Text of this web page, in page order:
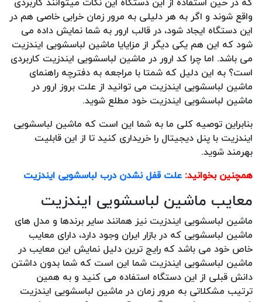
واقع شوند و اگر به هر دلیلی به مرور زمان خرابی خاصی هم در
این دستگاه ایجاد شود، در قالب ارور به شما نمایش داده می
شود که این هم یکی دیگر از مزایایا ماشین لباسشویی ایندزیت
می باشد. اما چرا کد ارور در ماشین لباسشویی ایندزیت کاربردی
است؟ به این دلیل که شمتا با مراجعه به دفترچه راهنمای
ماشین لباسشویی ایندزیت می توانید از علت بروز ارور در
ماشین لباسشویی ایندزیت خود مطلع شوید.
بنابراین توصیه کلی ما به شما این است که ماشین لباسشویی
ایندزیت با پنل دیجیتال را خریداری کنید تا از این قابلیت
بهرمند شوید.
همچنین بخوانید: علت قفل نشدن درب لباسشویی ایندزیت
معایب ماشین لباسشویی ایندزیت
ماشین لباسشویی ایندزیت نیز همانند سایر برندها و مدل های
ماشین لباسشویی که در بازار ایران وجود دارد، دارای معایب
خاص خود می باشد که رایج ترین دلیل نمایش این معایب در
ماشین لباسشویی ایندزیت شما این است که شما بدون داشتن
دانش قبلی از این دستگاه استفاده می کنید و به همین
ترتیب مشکلاتی به مرور زمان در ماشین لباسشویی ایندزیت